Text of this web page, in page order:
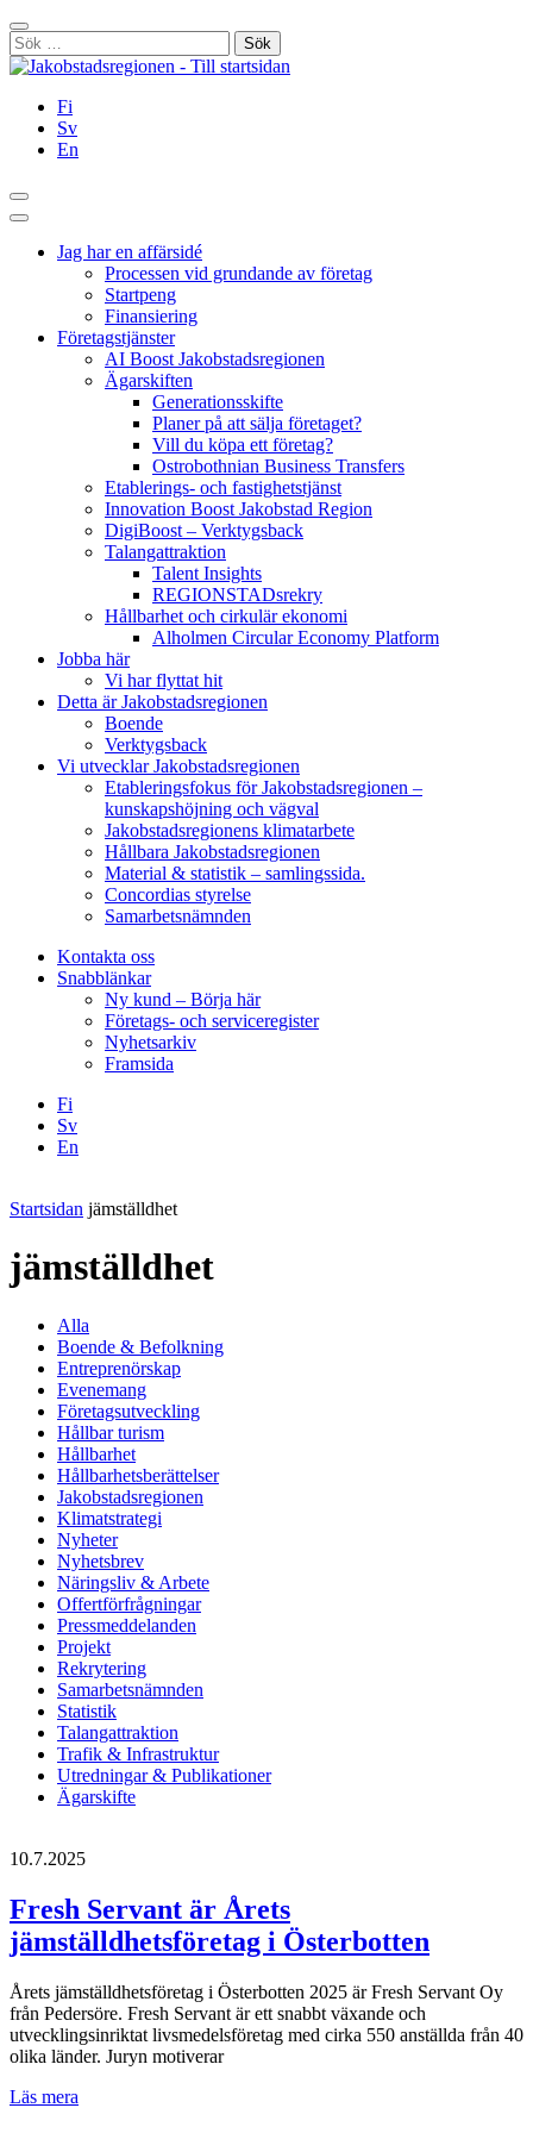
Hoppa
till
innehållet
Stäng
Sök
efter:
Fi
Sv
En
Sök
Huvudmeny
Jag har en affärsidé
Processen vid grundande av företag
Startpeng
Finansiering
Företagstjänster
AI Boost Jakobstadsregionen
Ägarskiften
Generationsskifte
Planer på att sälja företaget?
Vill du köpa ett företag?
Ostrobothnian Business Transfers
Etablerings- och fastighetstjänst
Innovation Boost Jakobstad Region
DigiBoost – Verktygsback
Talangattraktion
Talent Insights
REGIONSTADsrekry
Hållbarhet och cirkulär ekonomi
Alholmen Circular Economy Platform
Jobba här
Vi har flyttat hit
Detta är Jakobstadsregionen
Boende
Verktygsback
Vi utvecklar Jakobstadsregionen
Etableringsfokus för Jakobstadsregionen –
kunskapshöjning och vägval
Jakobstadsregionens klimatarbete
Hållbara Jakobstadsregionen
Material & statistik – samlingssida.
Concordias styrelse
Samarbetsnämnden
Kontakta oss
Snabblänkar
Ny kund – Börja här
Företags- och serviceregister
Nyhetsarkiv
Framsida
Fi
Sv
En
Startsidan jämställdhet
jämställdhet
Alla
Boende & Befolkning
Entreprenörskap
Evenemang
Företagsutveckling
Hållbar turism
Hållbarhet
Hållbarhetsberättelser
Jakobstadsregionen
Klimatstrategi
Nyheter
Nyhetsbrev
Näringsliv & Arbete
Offertförfrågningar
Pressmeddelanden
Projekt
Rekrytering
Samarbetsnämnden
Statistik
Talangattraktion
Trafik & Infrastruktur
Utredningar & Publikationer
Ägarskifte
10.7.2025
Fresh Servant är Årets
jämställdhetsföretag i Österbotten
Årets jämställdhetsföretag i Österbotten 2025 är Fresh Servant Oy
från Pedersöre. Fresh Servant är ett snabbt växande och
utvecklingsinriktat livsmedelsföretag med cirka 550 anställda från 40
olika länder. Juryn motiverar
Läs mera